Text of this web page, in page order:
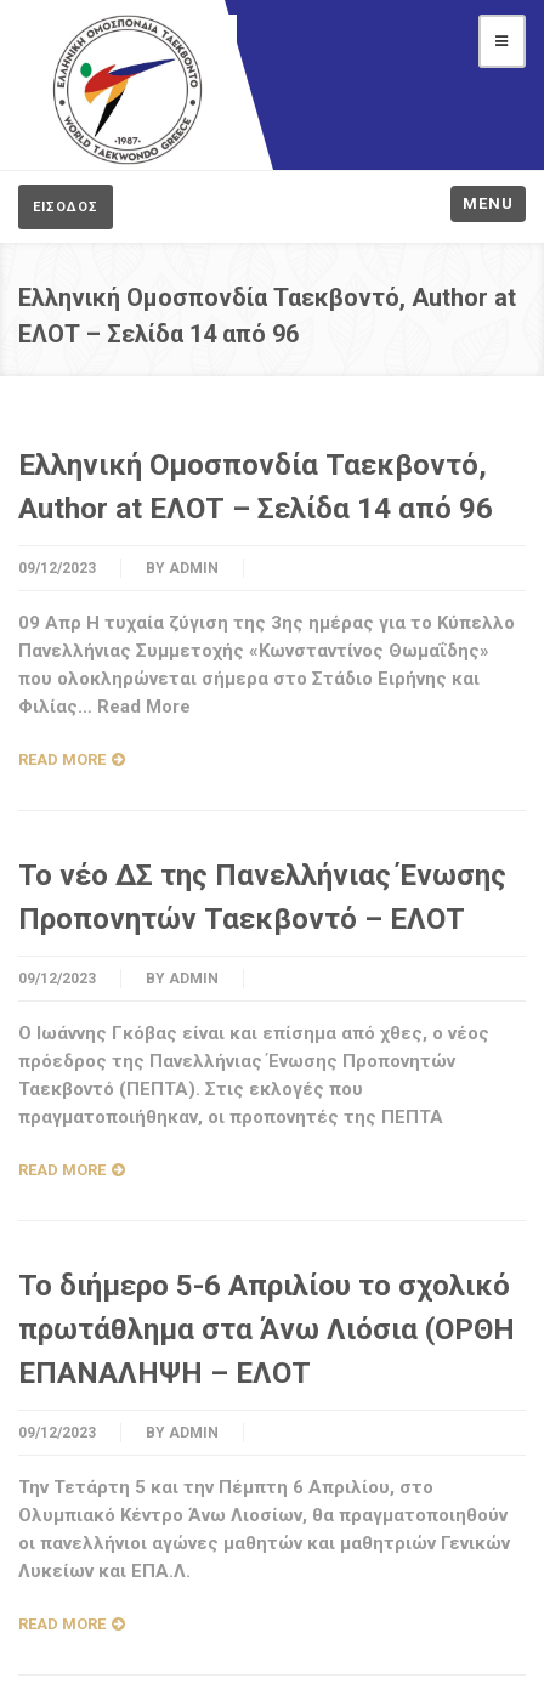
ΕΙΣΟΔΟΣ MENU
Ελληνική Ομοσπονδία Ταεκβοντό, Author at
ΕΛΟΤ – Σελίδα 14 από 96
Ελληνική Ομοσπονδία Ταεκβοντό,
Author at ΕΛΟΤ – Σελίδα 14 από 96
09/12/2023 BY ADMIN
09 Απρ Η τυχαία ζύγιση της 3ης ημέρας για το Κύπελλο
Πανελλήνιας Συμμετοχής «Κωνσταντίνος Θωμαΐδης»
που ολοκληρώνεται σήμερα στο Στάδιο Ειρήνης και
Φιλίας… Read More
READ MORE
Το νέο ΔΣ της Πανελλήνιας Ένωσης
Προπονητών Ταεκβοντό – ΕΛΟΤ
09/12/2023 BY ADMIN
Ο Ιωάννης Γκόβας είναι και επίσημα από χθες, ο νέος
πρόεδρος της Πανελλήνιας Ένωσης Προπονητών
Ταεκβοντό (ΠΕΠΤΑ). Στις εκλογές που
πραγματοποιήθηκαν, οι προπονητές της ΠΕΠΤΑ
READ MORE
Το διήμερο 5-6 Απριλίου το σχολικό
πρωτάθλημα στα Άνω Λιόσια (ΟΡΘΗ
ΕΠΑΝΑΛΗΨΗ – ΕΛΟΤ
09/12/2023 BY ADMIN
Την Τετάρτη 5 και την Πέμπτη 6 Απριλίου, στο
Ολυμπιακό Κέντρο Άνω Λιοσίων, θα πραγματοποιηθούν
οι πανελλήνιοι αγώνες μαθητών και μαθητριών Γενικών
Λυκείων και ΕΠΑ.Λ.
READ MORE